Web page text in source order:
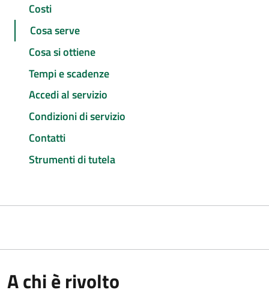
Costi
Cosa serve
Cosa si ottiene
Tempi e scadenze
Accedi al servizio
Condizioni di servizio
Contatti
Strumenti di tutela
A chi è rivolto